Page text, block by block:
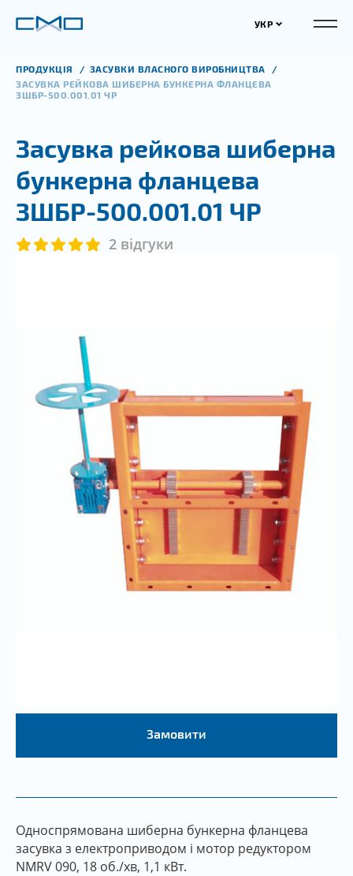
УКР
ПРОДУКЦІЯ
ЗАСУВКИ ВЛАСНОГО ВИРОБНИЦТВА
ЗАСУВКА РЕЙКОВА ШИБЕРНА БУНКЕРНА ФЛАНЦЕВА
ЗШБР-500.001.01 ЧР
Засувка рейкова шиберна
бункерна фланцева
ЗШБР-500.001.01 ЧР
2 відгуки
Замовити
Односпрямована шиберна бункерна фланцева
засувка з електроприводом і мотор редуктором
NMRV 090, 18 об./хв, 1,1 кВт.